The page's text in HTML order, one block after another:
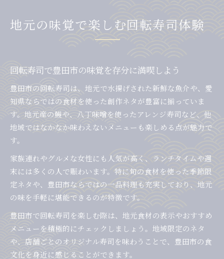
回転寿司のこだわりネタが豊田市で話題に
豊田市で選ぶべき回転寿司の特徴をチェック
地元グルメ通が注目する回転寿司事情とは
女性が選ぶ豊田市の人気回転寿司ネタ特集
女性に人気の回転寿司ネタを豊田市で探す
豊田市で愛される回転寿司の定番ネタとは
豊田市のおすすめ回転寿司ネタ最新ランキング
豊田市女性が選ぶ回転寿司の楽しみ方ポイント
回転寿司で豊田市らしさを満喫する方法
回転寿司で地元らしさを味わう注文のコツ
豊田市の回転寿司で試したいネタ選び術
回転寿司で感じる豊田市グルメの魅力発見
地元人気ランキングで選ぶ回転寿司の楽しみ方
地元の味覚で楽しむ回転寿司体験
回転寿司で豊田市の味覚を存分に満喫しよう
豊田市の回転寿司は、地元で水揚げされた新鮮な魚介や、愛
知県ならではの食材を使った創作ネタが豊富に揃っていま
す。地元産の鰻や、八丁味噌を使ったアレンジ寿司など、他
地域ではなかなか味わえないメニューも楽しめる点が魅力で
す。
家族連れやグルメな女性にも人気が高く、ランチタイムや週
末には多くの人で賑わいます。特に旬の食材を使った季節限
定ネタや、豊田市ならではの一品料理も充実しており、地元
の味を手軽に堪能できるのが特徴です。
豊田市で回転寿司を楽しむ際は、地元食材の表示やおすすめ
メニューを積極的にチェックしましょう。地域限定のネタ
や、店舗ごとのオリジナル寿司を味わうことで、豊田市の食
文化を身近に感じることができます。